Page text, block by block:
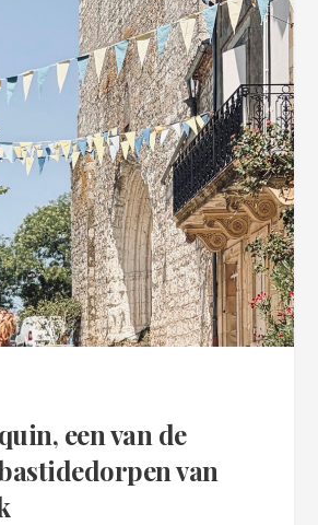
een van de
van